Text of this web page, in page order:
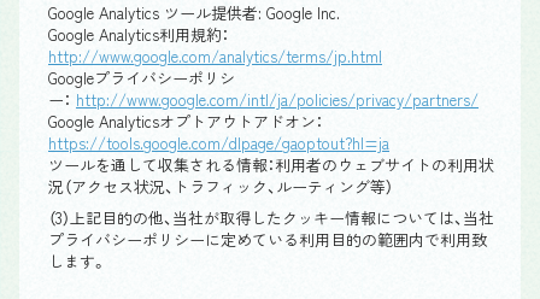
Google Analytics ツール提供者: Google Inc.
Google Analytics利用規約：
http://www.google.com/analytics/terms/jp.html
Googleプライバシーポリシ
ー： http://www.google.com/intl/ja/policies/privacy/partners/
Google Analyticsオプトアウトアドオン：
https://tools.google.com/dlpage/gaoptout?hl=ja
ツールを通して収集される情報：利用者のウェブサイトの利用状
況（アクセス状況、トラフィック、ルーティング等）
（3）上記目的の他、当社が取得したクッキー情報については、当社
プライバシーポリシーに定めている利用目的の範囲内で利用致
します。